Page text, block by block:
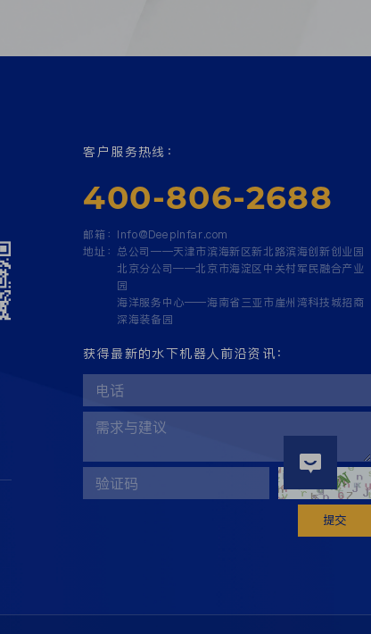
客户服务热线：
400-806-2688
邮箱： Info@Deepinfar.com
地址： 总公司——天津市滨海新区新北路滨海创新创业园
北京分公司——北京市海淀区中关村军民融合产业
园
海洋服务中心——海南省三亚市崖州湾科技城招商
深海装备园
获得最新的水下机器人前沿资讯：
提交